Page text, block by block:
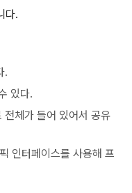
다.
.
있다.
전체가 들어 있어서 공유
인터페이스를 사용해 프